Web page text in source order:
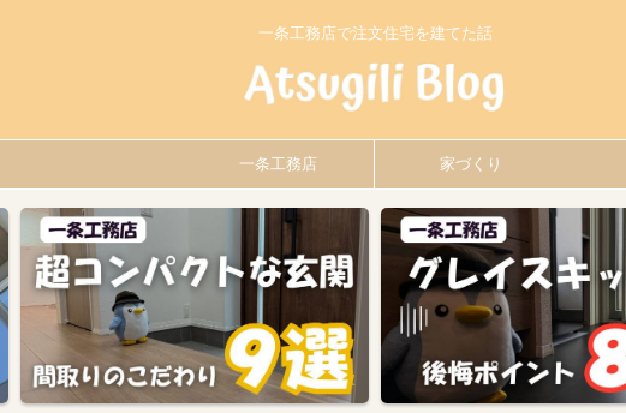
一条工務店で注文住宅を建てた話
一条工務店 家づくり